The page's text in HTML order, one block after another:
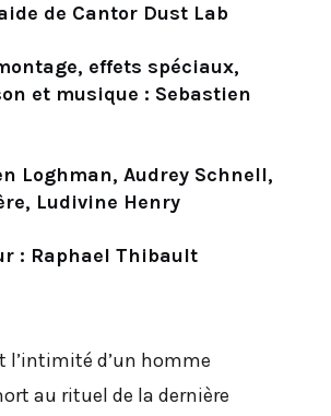
de Cantor Dust Lab
effets spéciaux,
et musique : Sebastien
Loghman, Audrey Schnell,
Ludivine Henry
: Raphael Thibault
l’intimité d’un homme
au rituel de la dernière